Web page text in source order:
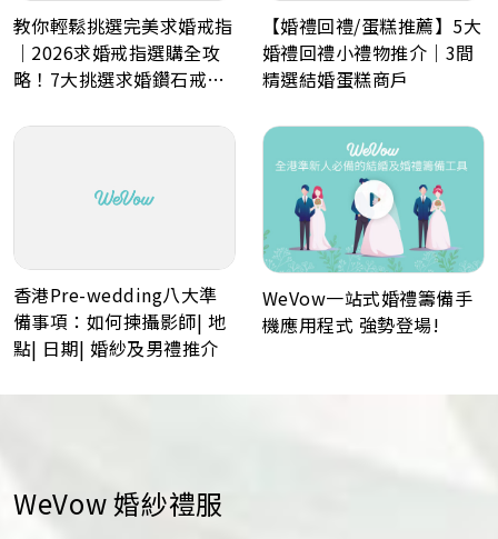
教你輕鬆挑選完美求婚戒指
｜2026求婚戒指選購全攻
略！7大挑選求婚鑽石戒指
【婚禮回禮/蛋糕推薦】5大
婚禮回禮小禮物推介｜3間
精選結婚蛋糕商戶
香港Pre-wedding八大準
備事項：如何揀攝影師| 地
點| 日期| 婚紗及男禮推介
WeVow一站式婚禮籌備手
機應用程式 強勢登場!
WeVow 婚紗禮服